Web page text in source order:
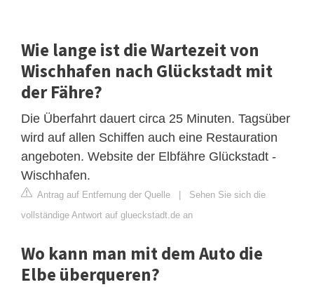
Wie lange ist die Wartezeit von
Wischhafen nach Glückstadt mit
der Fähre?
Die Überfahrt dauert circa 25 Minuten. Tagsüber
wird auf allen Schiffen auch eine Restauration
angeboten. Website der Elbfähre Glückstadt -
Wischhafen.
Antrag auf Entfernung der Quelle
Sehen Sie sich die
vollständige Antwort auf glueckstadt.de an
Wo kann man mit dem Auto die
Elbe überqueren?